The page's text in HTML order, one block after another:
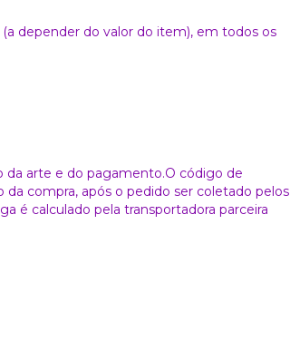
depender do valor do item), em todos os
da arte e do pagamento.O código de
compra, após o pedido ser coletado pelos
é calculado pela transportadora parceira